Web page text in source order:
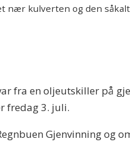
nær kulverten og den
fra en oljeutskiller på
fredag 3. juli.
Gjenvinning og